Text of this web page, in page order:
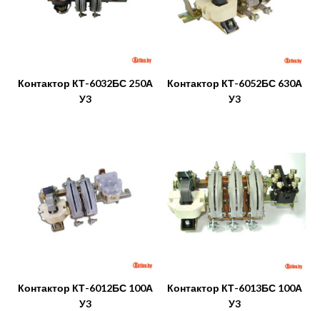
Контактор КТ-6032БС 250А
У3
Контактор КТ-6052БС 630А
У3
Контактор КТ-6012БС 100А
У3
Контактор КТ-6013БС 100А
У3